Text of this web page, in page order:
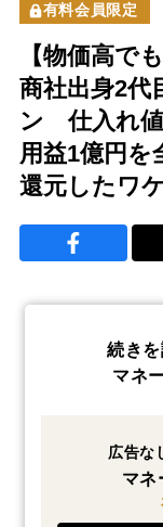
有料会員限定
【物価高で
商社出身2代
ン 仕入れ値
用益1億円を
還元したワケ
続き
マネ
広告な
マネ